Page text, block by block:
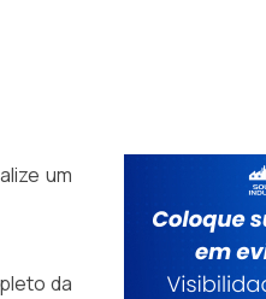
um
da